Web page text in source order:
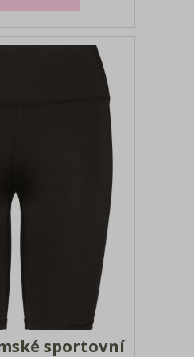
Tabulka velikostí
mohou lišit o 5%)
sportovní